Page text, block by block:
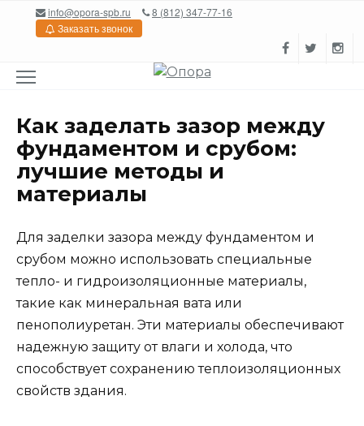
Перейтиinfo@opora-spb.ru
8 (812) 347-77-16
Заказать звонок
Как заделать зазор между
фундаментом и срубом:
лучшие методы и
материалы
Для заделки зазора между фундаментом и
срубом можно использовать специальные
тепло- и гидроизоляционные материалы,
такие как минеральная вата или
пенополиуретан. Эти материалы обеспечивают
надежную защиту от влаги и холода, что
способствует сохранению теплоизоляционных
свойств здания.